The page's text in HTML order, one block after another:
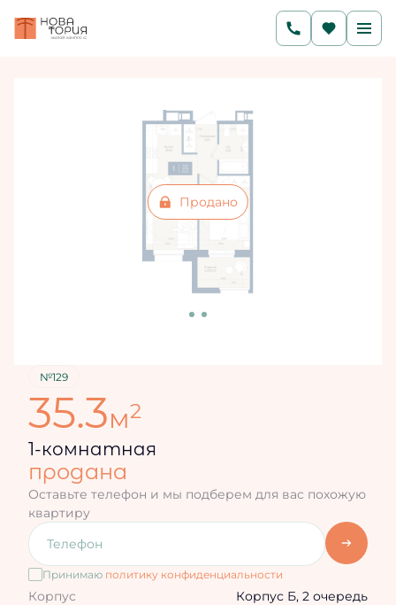
1-комнатная Цена по запросу
Ипотекаот 18 569 руб./мес.
Продано
№129
35.3м2
1-комнатная
продана
Оставьте телефон и мы подберем для вас похожую
квартиру
Принимаю политику конфиденциальности
Корпус
Корпус Б, 2 очередь